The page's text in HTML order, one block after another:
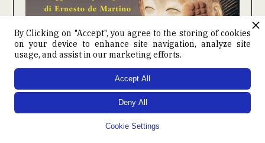
By Clicking on "Accept", you agree to the storing of cookies
on your device to enhance site navigation, analyze site
usage, and assist in our marketing efforts.
Cookie Settings
Deny All
Accept All